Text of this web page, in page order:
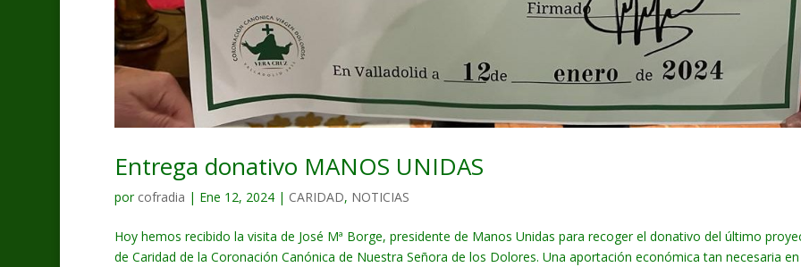
Entrega donativo MANOS UNIDAS
por cofradia | Ene 12, 2024| CARIDAD, NOTICIAS
Hoy hemos recibido la visita de José Mª Borge, presidente de Manos Unidas para recoger el donativo del último
de Caridad de la Coronación Canónica de Nuestra Señora de los Dolores. Una aportación económica tan necesaria en